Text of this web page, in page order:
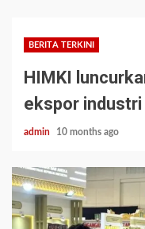
BERITA TERKINI
HIMKI
ekspor industri
admin 10 months ago